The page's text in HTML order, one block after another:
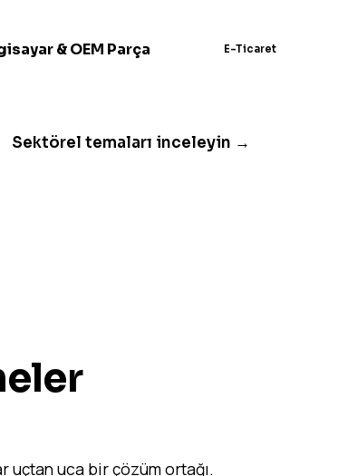
& OEM Parça E-Ticaret
Sektörel temaları inceleyin →
uçtan uca bir çözüm ortağı.